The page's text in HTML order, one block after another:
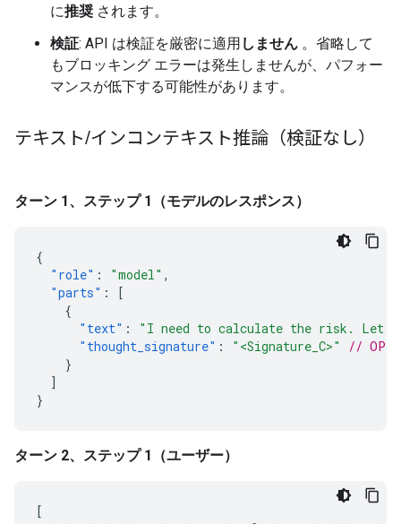
に推奨 されます。
検証: API は検証を厳密に適用 しません 。省略して
もブロッキング エラーは発生しませんが、パフォー
マンスが低下する可能性があります。
テキスト/インコンテキスト推論（検証なし）
ターン 1、ステップ 1（モデルのレスポンス）
{
"role" : "model" ,
"parts" :
[
{
"text" :
"I need to calculate the risk. Let
"thought_signature" : "<Signature_C>"
//
}
]
}
ターン 2、ステップ 1（ユーザー）
[